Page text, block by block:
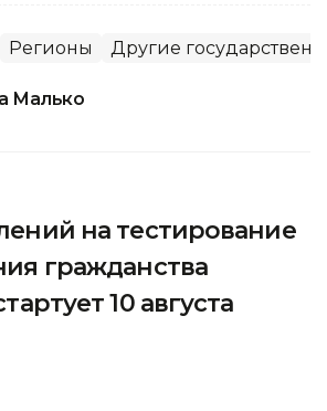
Регионы Другие
Малько
на тестирование
гражданства
10 августа